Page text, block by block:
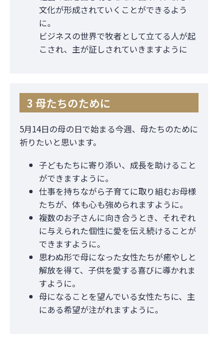
文化が形成されていくことができるよう
に。
ビジネスの世界で牧者として立てる人が起
こされ、主が証しされていきますように
3 母たちのために
5月14日の母の日で始まる今週、母たちのために
祈りたいと思います。
子どもたちに寄り添い、成長を助けること
ができますように。
仕事を持ちながら子育てに取り組むお母様
たちが、体も心も強められますように。
複数のお子さんに向き合うとき、それぞれ
に与えられた個性に愛を伝え続けることが
できますように。
思わぬ形で母になった女性たちが癒やしと
解放を得て、子供を愛する喜びに導かれま
すように。
母になることを望んでいる女性たちに、主
にある希望が注がれますように。